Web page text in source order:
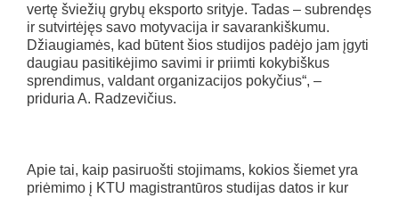
vertę šviežių grybų eksporto srityje. Tadas – subrendęs
ir sutvirtėjęs savo motyvacija ir savarankiškumu.
Džiaugiamės, kad būtent šios studijos padėjo jam įgyti
daugiau pasitikėjimo savimi ir priimti kokybiškus
sprendimus, valdant organizacijos pokyčius“, –
priduria A. Radzevičius.
Apie tai, kaip pasiruošti stojimams, kokios šiemet yra
priėmimo į KTU magistrantūros studijas datos ir kur